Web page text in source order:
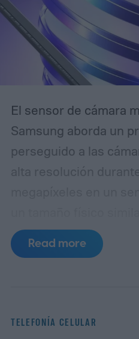
El sensor de cámara
Samsung aborda un
perseguido a las
alta resolución
reducir cada píxel, lo
de luz que puede
una estructura de
Read more
TELEFONÍA CELULAR